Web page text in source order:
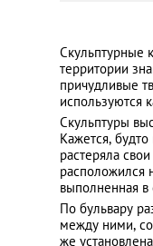
Скульптурные
территории
причудливые
используются
Скульптуры
Кажется,
растеряла
расположился
выполненная в
По бульвару
между ними,
же